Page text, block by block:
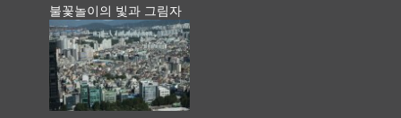
불꽃놀이의 빛과 그림자